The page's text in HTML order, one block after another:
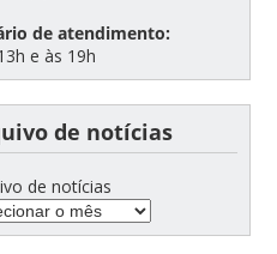
de atendimento:
e às 19h
de notícias
de notícias